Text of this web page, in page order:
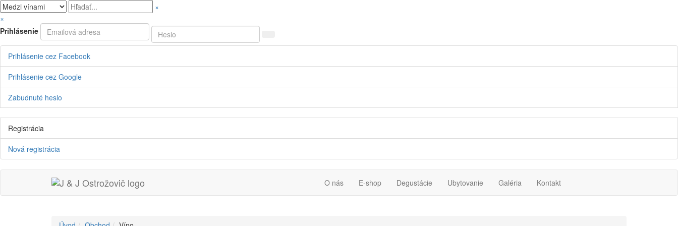
×
×
Prihlásenie
Prihlásenie cez Facebook
Prihlásenie cez Google
Zabudnuté heslo
Registrácia
Nová registrácia
O nás E-shop Degustácie Ubytovanie Galéria Kontakt